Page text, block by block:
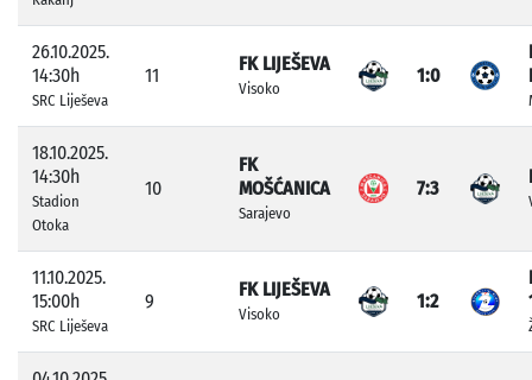
26.10.2025.
14:30h
SRC Liješeva
11
FK LIJEŠEVA
Visoko
1:0
18.10.2025.
14:30h
Stadion
Otoka
10
FK
MOŠĆANICA
Sarajevo
7:3
11.10.2025.
15:00h
SRC Liješeva
9
FK LIJEŠEVA
Visoko
1:2